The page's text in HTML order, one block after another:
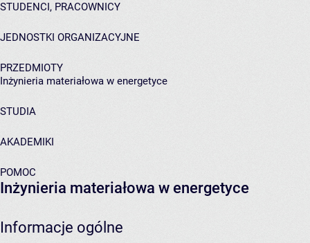
STUDENCI, PRACOWNICY
JEDNOSTKI ORGANIZACYJNE
PRZEDMIOTY
Inżynieria materiałowa w energetyce
STUDIA
AKADEMIKI
POMOC
Inżynieria materiałowa w energetyce
Informacje ogólne